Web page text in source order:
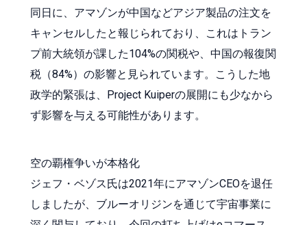
同日に、アマゾンが中国などアジア製品の注文を
キャンセルしたと報じられており、これはトラン
プ前大統領が課した104%の関税や、中国の報復関
税（84%）の影響と見られています。こうした地
政学的緊張は、Project Kuiperの展開にも少なから
ず影響を与える可能性があります。
空の覇権争いが本格化
ジェフ・ベゾス氏は2021年にアマゾンCEOを退任
しましたが、ブルーオリジンを通じて宇宙事業に